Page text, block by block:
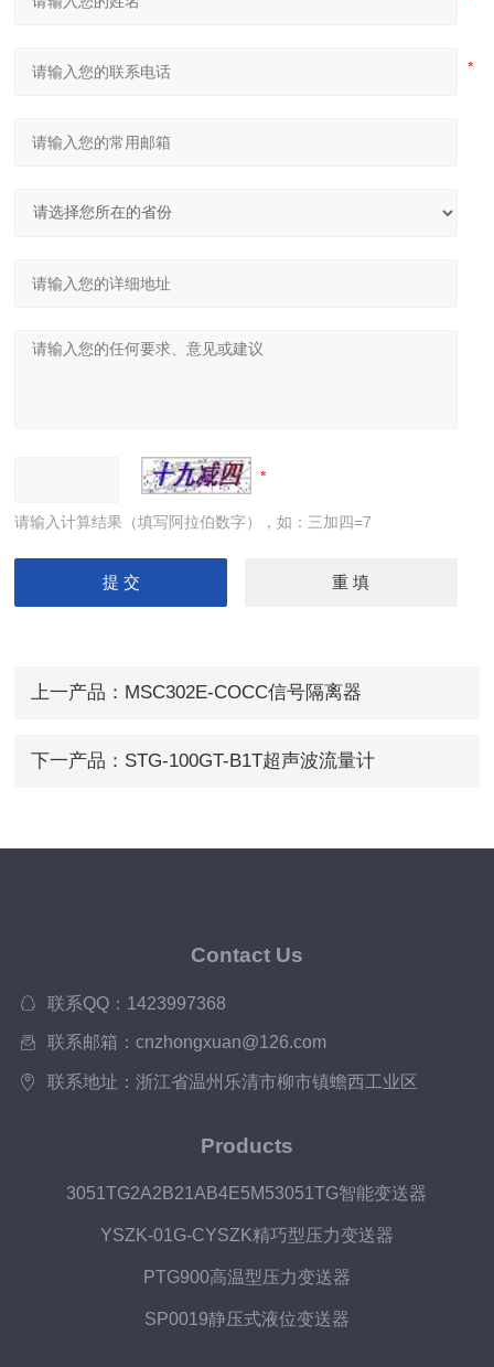
请输入计算结果（填写阿拉伯数字），如：三加四=7
上一产品： MSC302E-COCC信号隔离器
下一产品： STG-100GT-B1T超声波流量计
Contact Us
联系QQ：1423997368
联系邮箱：cnzhongxuan@126.com
联系地址：浙江省温州乐清市柳市镇蟾西工业区
Products
3051TG2A2B21AB4E5M53051TG智能变送器
YSZK-01G-CYSZK精巧型压力变送器
PTG900高温型压力变送器
SP0019静压式液位变送器